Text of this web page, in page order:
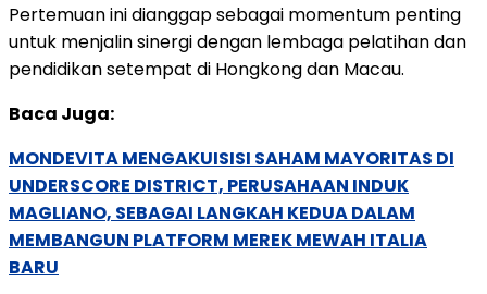
Pertemuan ini dianggap sebagai momentum penting
untuk menjalin sinergi dengan lembaga pelatihan dan
pendidikan setempat di Hongkong dan Macau.
Baca Juga:
MONDEVITA MENGAKUISISI SAHAM MAYORITAS DI
UNDERSCORE DISTRICT, PERUSAHAAN INDUK
MAGLIANO, SEBAGAI LANGKAH KEDUA DALAM
MEMBANGUN PLATFORM MEREK MEWAH ITALIA
BARU